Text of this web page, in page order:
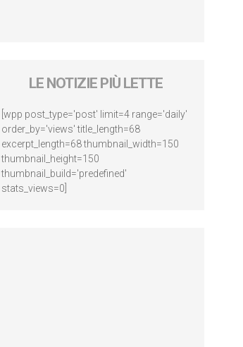
LE NOTIZIE PIÙ LETTE
[wpp post_type='post' limit=4 range='daily'
order_by='views' title_length=68
excerpt_length=68 thumbnail_width=150
thumbnail_height=150
thumbnail_build='predefined'
stats_views=0]